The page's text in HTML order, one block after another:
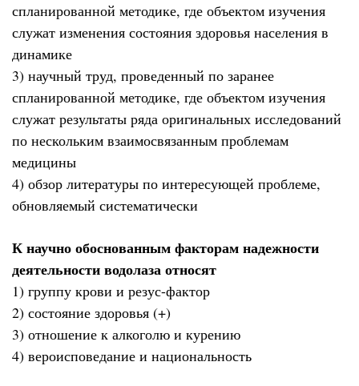
спланированной методике, где объектом изучения
служат изменения состояния здоровья населения в
динамике
3) научный труд, проведенный по заранее
спланированной методике, где объектом изучения
служат результаты ряда оригинальных исследований
по нескольким взаимосвязанным проблемам
медицины
4) обзор литературы по интересующей проблеме,
обновляемый систематически
К научно обоснованным факторам надежности
деятельности водолаза относят
1) группу крови и резус-фактор
2) состояние здоровья (+)
3) отношение к алкоголю и курению
4) вероисповедание и национальность